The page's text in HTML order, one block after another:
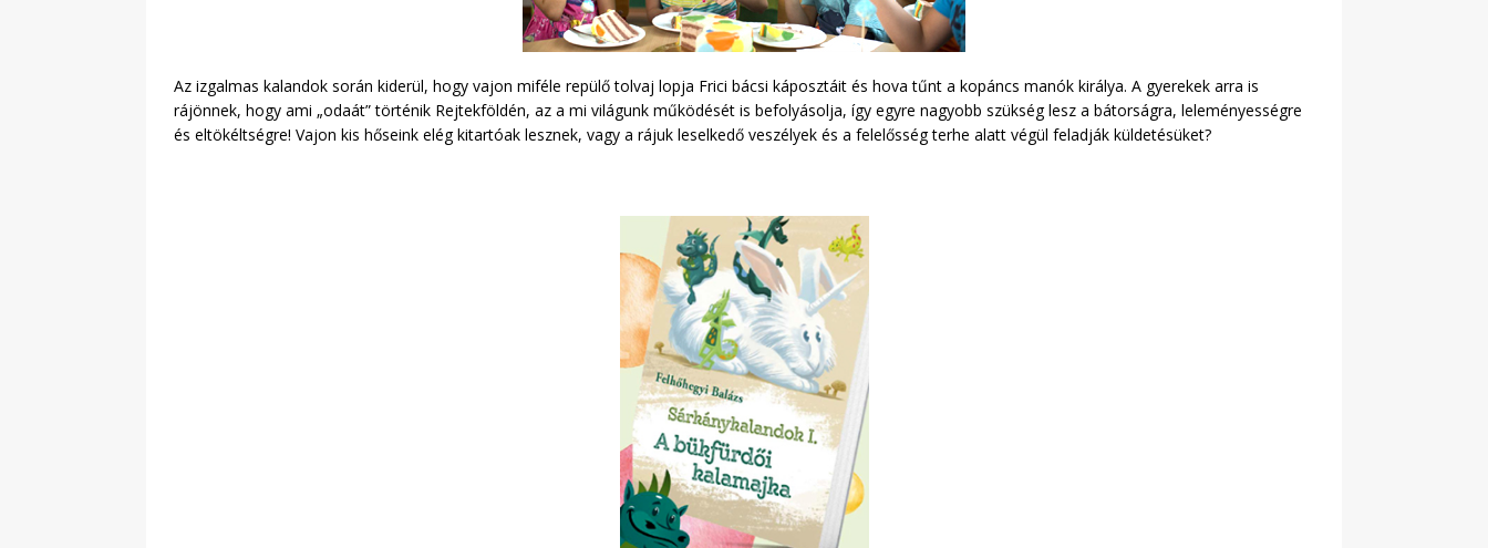
Az izgalmas kalandok során kiderül, hogy vajon miféle repülő tolvaj lopja Frici bácsi káposztáit és hova tűnt a kopáncs manók királya. A gyerekek arra is
rájönnek, hogy ami „odaát” történik Rejtekföldén, az a mi világunk működését is befolyásolja, így egyre nagyobb szükség lesz a bátorságra, leleményességre
és eltökéltségre! Vajon kis hőseink elég kitartóak lesznek, vagy a rájuk leselkedő veszélyek és a felelősség terhe alatt végül feladják küldetésüket?